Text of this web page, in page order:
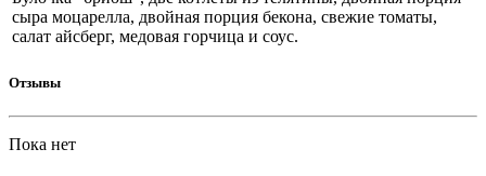
сыра моцарелла, двойная порция бекона, свежие томаты,
салат айсберг, медовая горчица и соус.
Отзывы
Пока нет